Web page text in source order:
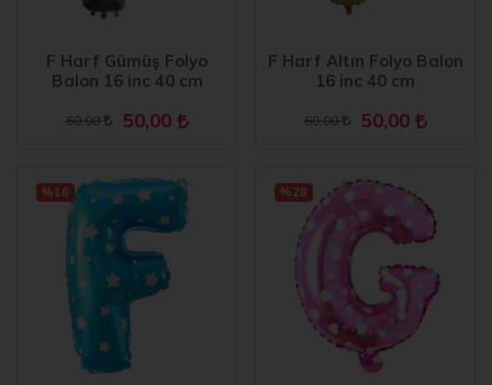
F Harf Gümüş Folyo
Balon 16 inc 40 cm
60,00 50,00
F Harf Altın Folyo Balon
16 inc 40 cm
60,00 50,00
%16 %28